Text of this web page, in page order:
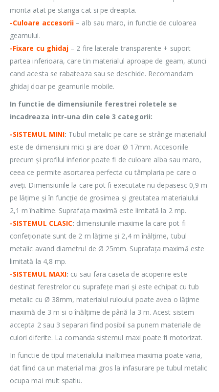
monta atat pe stanga cat si pe dreapta.
-Culoare accesorii – alb sau maro, in functie de culoarea
geamului.
-Fixare cu ghidaj – 2 fire laterale transparente + suport
partea inferioara, care tin materialul aproape de geam, atunci
cand acesta se rabateaza sau se deschide. Recomandam
ghidaj doar pe geamurile mobile.
In functie de dimensiunile ferestrei roletele se
incadreaza intr-una din cele 3 categorii:
-SISTEMUL MINI: Tubul metalic pe care se strânge materialul
este de dimensiuni mici și are doar Ø 17mm. Accesoriile
precum și profilul inferior poate fi de culoare alba sau maro,
ceea ce permite asortarea perfecta cu tâmplaria pe care o
aveți. Dimensiunile la care pot fi executate nu depasesc 0,9 m
pe lățime și în funcție de grosimea și greutatea materialului
2,1 m înaltime. Suprafața maximă este limitată la 2 mp.
-SISTEMUL CLASIC: dimensiunile maxime la care pot fi
confeționate sunt de 2 m lățime și 2,4 m înălțime, tubul
metalic avand diametrul de Ø 25mm. Suprafața maximă este
limitată la 4,8 mp.
-SISTEMUL MAXI: cu sau fara caseta de acoperire este
destinat ferestrelor cu suprafețe mari și este echipat cu tub
metalic cu Ø 38mm, materialul ruloului poate avea o lățime
maximă de 3 m si o înălțime de până la 3 m. Acest sistem
accepta 2 sau 3 separari fiind posibil sa punem materiale de
culori diferite. La comanda sistemul maxi poate fi motorizat.
In functie de tipul materialului inaltimea maxima poate varia,
dat fiind ca un material mai gros la infasurare pe tubul metalic
ocupa mai mult spatiu.